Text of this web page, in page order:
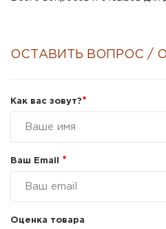
ОСТАВИТЬ ВОПРОС /
Как вас зовут?*
Ваш Email *
Оценка товара